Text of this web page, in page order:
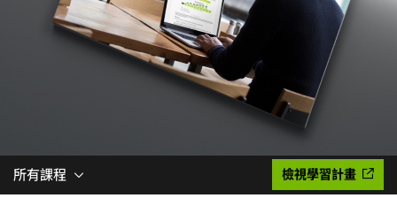
所有課程 檢視學習計畫